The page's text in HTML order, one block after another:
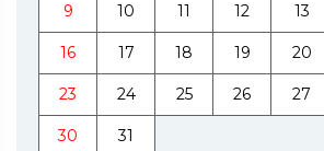
9 10 11 12 13
16 17 18 19 20
23 24 25 26 27
30 31